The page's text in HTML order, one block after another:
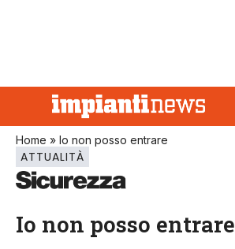
Home » Io non posso entrare
ATTUALITÀ
Io non posso entrare